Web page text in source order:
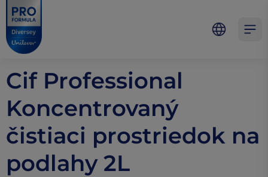
Skip to main content
Skip to navigation
Skip to footer
Pro Formula
Cif Professional
Koncentrovaný
čistiaci prostriedok na
podlahy 2L